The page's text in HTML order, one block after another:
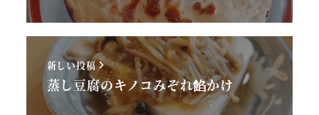
新しい投稿
蒸し豆腐のキノコみぞれ餡かけ